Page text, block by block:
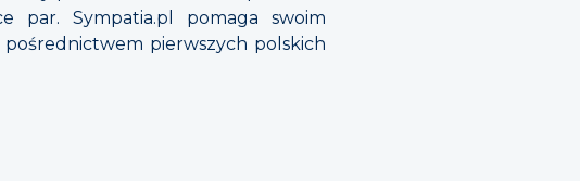
par. Sympatia.pl pomaga swoim
pierwszych polskich